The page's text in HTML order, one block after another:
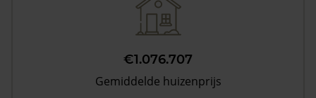
€1.076.707
Gemiddelde huizenprijs